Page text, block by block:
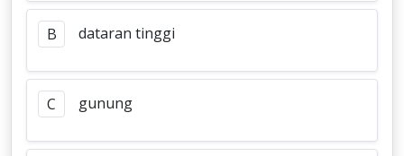
B dataran tinggi
C gunung